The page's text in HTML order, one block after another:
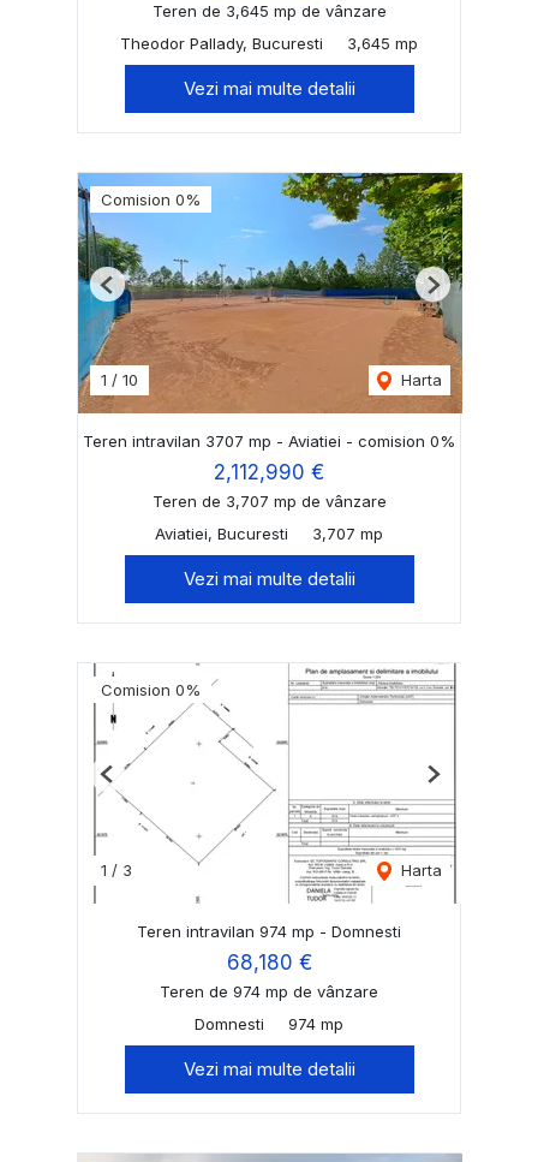
Teren de 3,645 mp de vânzare
Theodor Pallady, Bucuresti
3,645 mp
Vezi mai multe detalii
Comision 0%
1 / 10 Harta
Previous Next
Teren intravilan 3707 mp - Aviatiei - comision 0%
2,112,990 €
Teren de 3,707 mp de vânzare
Aviatiei, Bucuresti
3,707 mp
Vezi mai multe detalii
Comision 0%
1 / 3 Harta
Previous Next
Teren intravilan 974 mp - Domnesti
68,180 €
Teren de 974 mp de vânzare
Domnesti
974 mp
Vezi mai multe detalii